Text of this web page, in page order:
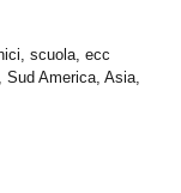
scuola, ecc
Sud America, Asia,